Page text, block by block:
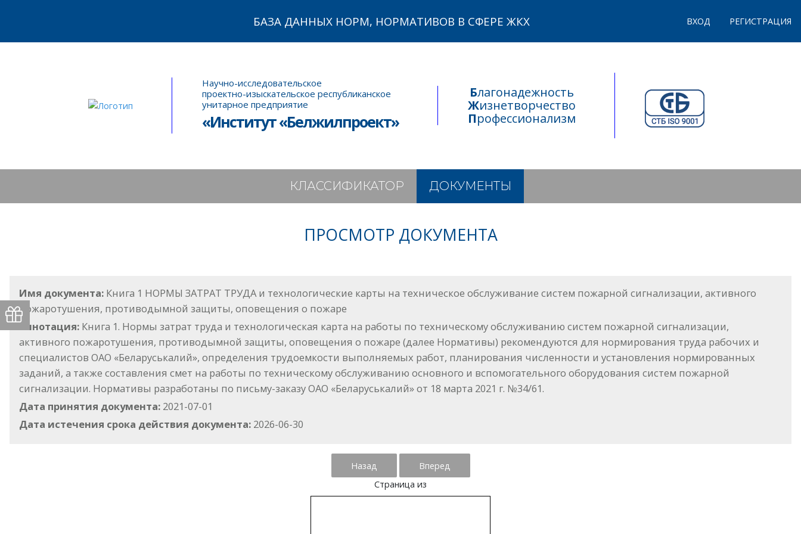
БАЗА ДАННЫХ НОРМ, НОРМАТИВОВ В СФЕРЕ ЖКХ ВХОД РЕГИСТРАЦИЯ
Научно-исследовательское
проектно-изыскательское республиканское
унитарное предприятие
«Институт «Белжилпроект»
Благонадежность
Жизнетворчество
Профессионализм
КЛАССИФИКАТОР ДОКУМЕНТЫ
ПРОСМОТР ДОКУМЕНТА
Имя документа: Книга 1 НОРМЫ ЗАТРАТ ТРУДА и технологические карты на техническое обслуживание систем пожарной сигнализации, активного
пожаротушения, противодымной защиты, оповещения о пожаре
Аннотация: Книга 1. Нормы затрат труда и технологическая карта на работы по техническому обслуживанию систем пожарной сигнализации,
активного пожаротушения, противодымной защиты, оповещения о пожаре (далее Нормативы) рекомендуются для нормирования труда рабочих и
специалистов ОАО «Беларуськалий», определения трудоемкости выполняемых работ, планирования численности и установления нормированных
заданий, а также составления смет на работы по техническому обслуживанию основного и вспомогательного оборудования систем пожарной
сигнализации. Нормативы разработаны по письму-заказу ОАО «Беларуськалий» от 18 марта 2021 г. №34/61.
Дата принятия документа: 2021-07-01
Дата истечения срока действия документа: 2026-06-30
Назад
Вперед
Страница из